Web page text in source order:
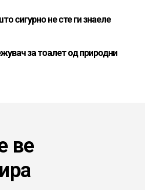
сигурно не сте ги знаеле
за тоалет од природни
ве